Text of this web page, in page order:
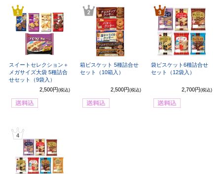
1
スイートセレクション＋
メガサイズ大袋 5種詰合
せセット（9袋入）
2,500円 (税込)
2
箱ビスケット 5種詰合せ
セット（10箱入）
2,500円 (税込)
3
袋ビスケット6種詰合せ
セット（12袋入）
2,700円(税込)
4